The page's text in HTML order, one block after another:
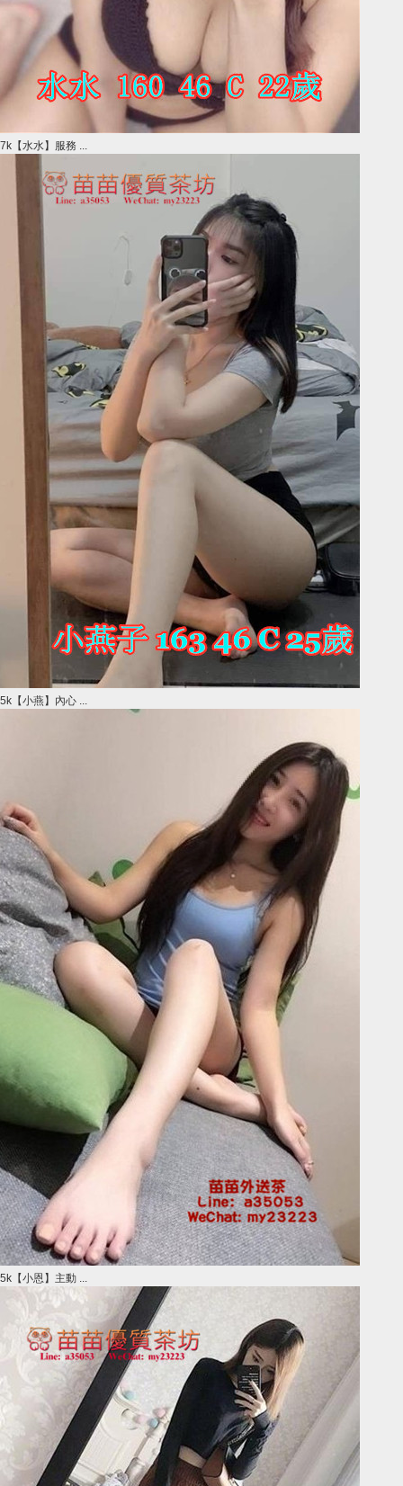
7k【水水】服務 ...
5k【小燕】內心 ...
5k【小恩】主動 ...